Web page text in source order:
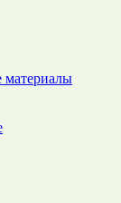
материалы